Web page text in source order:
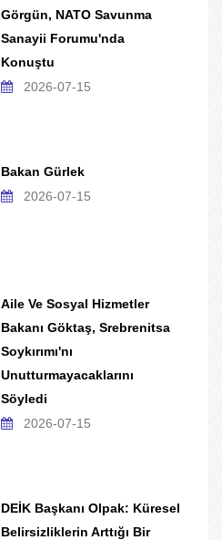
Görgün, NATO Savunma
Sanayii Forumu'nda
Konuştu
2026-07-15
Bakan Gürlek
2026-07-15
Aile Ve Sosyal Hizmetler
Bakanı Göktaş, Srebrenitsa
Soykırımı'nı
Unutturmayacaklarını
Söyledi
2026-07-15
DEİK Başkanı Olpak: Küresel
Belirsizliklerin Arttığı Bir